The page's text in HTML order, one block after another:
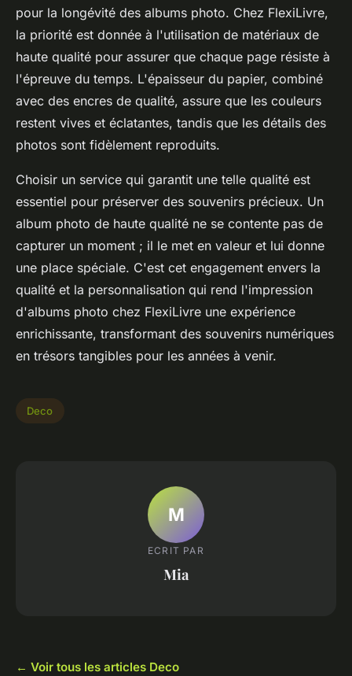
pour la longévité des albums photo. Chez FlexiLivre,
la priorité est donnée à l'utilisation de matériaux de
haute qualité pour assurer que chaque page résiste à
l'épreuve du temps. L'épaisseur du papier, combiné
avec des encres de qualité, assure que les couleurs
restent vives et éclatantes, tandis que les détails des
photos sont fidèlement reproduits.
Choisir un service qui garantit une telle qualité est
essentiel pour préserver des souvenirs précieux. Un
album photo de haute qualité ne se contente pas de
capturer un moment ; il le met en valeur et lui donne
une place spéciale. C'est cet engagement envers la
qualité et la personnalisation qui rend l'impression
d'albums photo chez FlexiLivre une expérience
enrichissante, transformant des souvenirs numériques
en trésors tangibles pour les années à venir.
Deco
M
ECRIT PAR
Mia
← Voir tous les articles Deco